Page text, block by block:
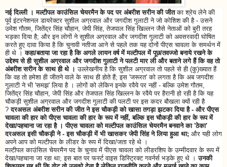
नई दिल्ली । मल्टीपल काउंसिल चेयरमैन के पद पर अंबरीश सरीन की जीतका श्रेय लेने की
पूर्व इंटरनेशनल डायरेक्टर सुशील अग्रवाल और जगदीश गुलाटी ने जो कोशिश की है - उसने
उमेश गौतम, जितेंद्र सिंह चौहान, जेपी सिंह, तेजपाल सिंह खिल्लन जैसे नेताओं को बुरी तरह
भड़का दिया है; और इन लोगों ने सुशील अग्रवाल और जगदीश गुलाटी को अवसरवादी घोषित
करते हुए दावा किया है कि चुनावी नतीजा आने से पहले तक यह दोनों पीएस चावला के समर्थन में
ही थे ।कहा/बताया जा रहा है कि अगले लायन वर्ष में मल्टीपल में पूछ/तवज्जो बनाये रखने के
उद्देश्य से ही सुशील अग्रवाल और जगदीश गुलाटी ने पलटी मार ली और बताने लगे हैं कि वह तो
अंबरीश सरीन के साथ ही थे । उल्लेखनीय है कि सुशील अग्रवाल तो पहले से ही (कु)ख्यात हैं
कि वह तो हमेशा ही जीतने वाले के साथ ही होते हैं; इस 'जरूरत' को लगता है कि अब जगदीश
गुलाटी ने भी 'समझ' लिया है । लोगों को लेकिन इनके रवैये पर नहीं - बल्कि उमेश गौतम,
जितेंद्र सिंह चौहान, जेपी सिंह और तेजपाल सिंह खिल्लन के रवैये पर हैरानी हो रही है कि यह
चौकड़ी सुशील अग्रवाल और जगदीश गुलाटी की पलटी पर इस कदर बौखला क्यों रही है
?दरअसल अंबरीश सरीन की जीत ने इस चौकड़ी को खासा तगड़ा झटका दिया है - और पीएस
चावला की हार को पीएस चावला की हार के रूप में नहीं, बल्कि इस चौकड़ी की हार के रूप में
देखा/पहचाना जा रहा है । पीएस चावला को मल्टीपल काउंसिल चेयरमैन बनवाने का 'ठेका'
दरअसल इसी चौकड़ी ने - इस चौकड़ी में भी खासकर जेपी सिंह ने लिया हुआ था; और यही लोग
अपने आप को मल्टीपल के लीडर के रूप में दिखा/जता रहे थे ।
मल्टीपल काउंसिल चेयरमैन पद के चुनाव में पीएस चावला को लीडरशिप के उम्मीदवार के रूप में
देखा/पहचाना जा रहा था; इस बात पर फर्स्ट वाइस डिस्ट्रिक्ट गवर्नर्स भड़के हुए थे ।उनकी